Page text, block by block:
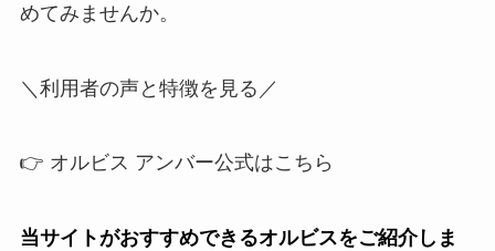
めてみませんか。
＼利用者の声と特徴を見る／
👉 オルビス アンバー公式はこちら
当サイトがおすすめできるオルビスをご紹介しま